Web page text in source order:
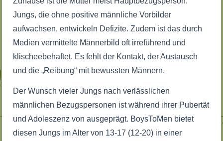
Jungs, die ohne positive männliche Vorbilder
aufwachsen, entwickeln Defizite. Zudem ist das durch
Medien vermittelte Männerbild oft irreführend und
klischeebehaftet. Es fehlt der Kontakt, der Austausch
und die „Reibung“ mit bewussten Männern.
Der Wunsch vieler Jungs nach verlässlichen
männlichen Bezugspersonen ist während ihrer Pubertät
und Adoleszenz von ausgeprägt. BoysToMen bietet
diesen Jungs im Alter von 13-17 (12-20) in einer